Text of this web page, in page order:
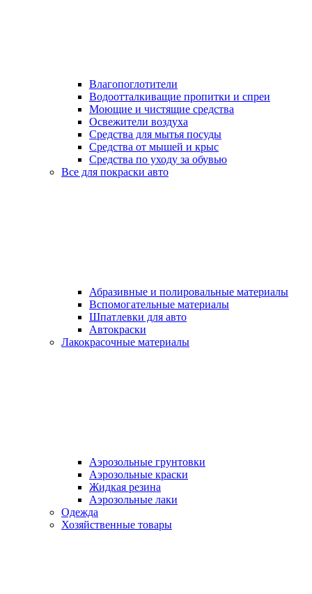
Влагопоглотители
Водоотталкиващие пропитки и спреи
Моющие и чистящие средства
Освежители воздуха
Средства для мытья посуды
Средства от мышей и крыс
Средства по уходу за обувью
Все для покраски авто
Абразивные и полировальные материалы
Вспомогательные материалы
Шпатлевки для авто
Автокраски
Лакокрасочные материалы
Аэрозольные грунтовки
Аэрозольные краски
Жидкая резина
Аэрозольные лаки
Одежда
Хозяйственные товары